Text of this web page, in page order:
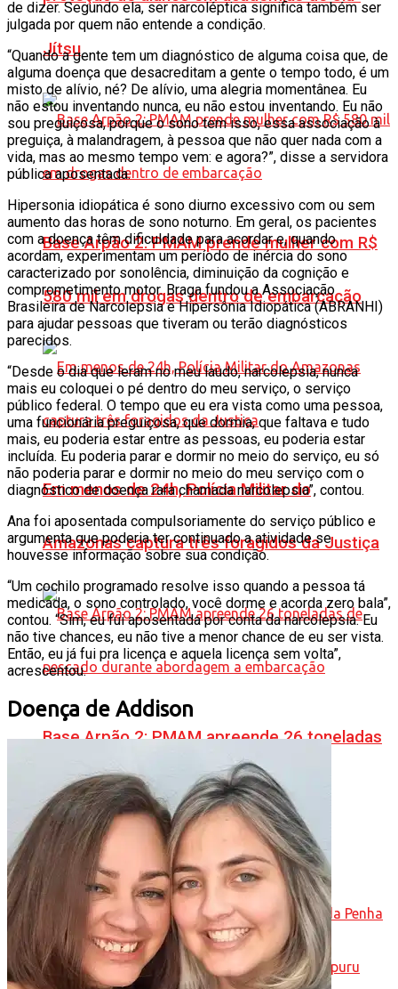
Jítsu
Base Arpão 2: PMAM prende mulher com R$
580 mil em drogas dentro de embarcação
Em menos de 24h, Polícia Militar do
Amazonas captura três foragidos da Justiça
Base Arpão 2: PMAM apreende 26 toneladas
de pescado durante abordagem a
embarcação
de dizer. Segundo ela, ser narcoléptica significa também ser
julgada por quem não entende a condição.
“Quando a gente tem um diagnóstico de alguma coisa que, de
alguma doença que desacreditam a gente o tempo todo, é um
misto de alívio, né? De alívio, uma alegria momentânea. Eu
não estou inventando nunca, eu não estou inventando. Eu não
sou preguiçosa, porque o sono tem isso, essa associação à
preguiça, à malandragem, à pessoa que não quer nada com a
vida, mas ao mesmo tempo vem: e agora?”, disse a servidora
pública aposentada.
Hipersonia idiopática é sono diurno excessivo com ou sem
aumento das horas de sono noturno. Em geral, os pacientes
com a doença têm dificuldade para acordar e, quando
acordam, experimentam um período de inércia do sono
caracterizado por sonolência, diminuição da cognição e
comprometimento motor. Braga fundou a Associação
Brasileira de Narcolepsia e Hipersônia Idiopática (ABRANHI)
para ajudar pessoas que tiveram ou terão diagnósticos
parecidos.
“Desde o dia que leram no meu laudo, narcolepsia, nunca
mais eu coloquei o pé dentro do meu serviço, o serviço
público federal. O tempo que eu era vista como uma pessoa,
uma funcionária preguiçosa, que dormia, que faltava e tudo
mais, eu poderia estar entre as pessoas, eu poderia estar
incluída. Eu poderia parar e dormir no meio do serviço, eu só
não poderia parar e dormir no meio do meu serviço com o
diagnóstico de doença rara chamada narcolepsia”, contou.
Ana foi aposentada compulsoriamente do serviço público e
argumenta que poderia ter continuado a atividade se
houvesse informação sobre sua condição.
“Um cochilo programado resolve isso quando a pessoa tá
medicada, o sono controlado, você dorme e acorda zero bala”,
contou. “Sim, eu fui aposentada por conta da narcolepsia. Eu
não tive chances, eu não tive a menor chance de eu ser vista.
Então, eu já fui pra licença e aquela licença sem volta”,
acrescentou.
Doença de Addison